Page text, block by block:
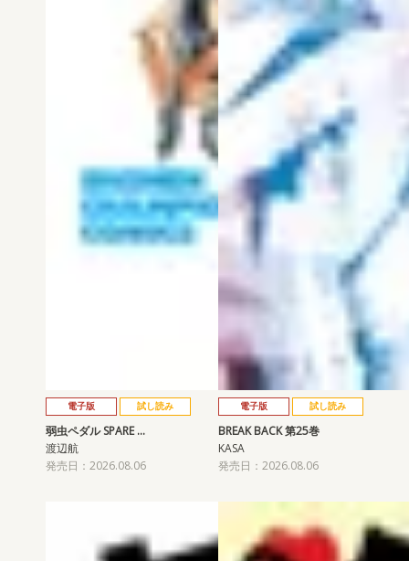
電子版 試し読み
弱虫ペダル SPARE …
渡辺航
発売日：2026.08.06
電子版 試し読み
BREAK BACK 第25巻
KASA
発売日：2026.08.06